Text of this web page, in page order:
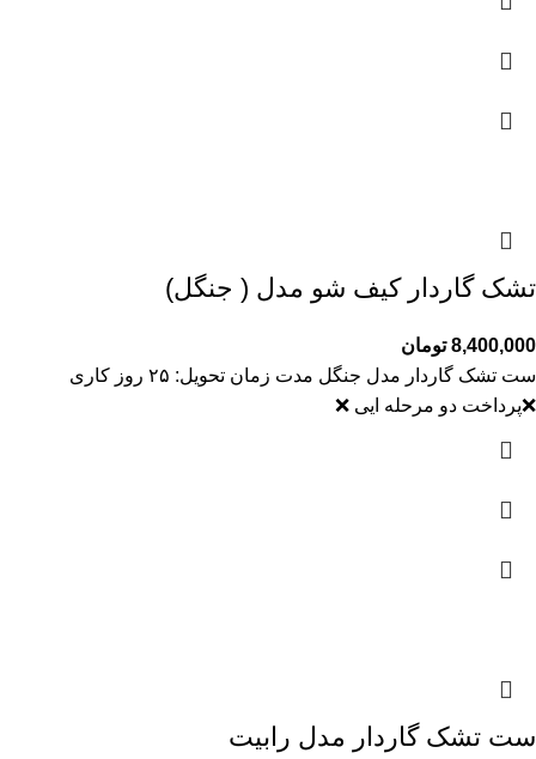
تشک گاردار کیف شو مدل ( جنگل)
8,400,000 تومان
ست تشک گاردار مدل جنگل مدت زمان تحویل: ۲۵ روز کاری
❌️پرداخت دو مرحله ایی ❌️
ست تشک گاردار مدل رابیت